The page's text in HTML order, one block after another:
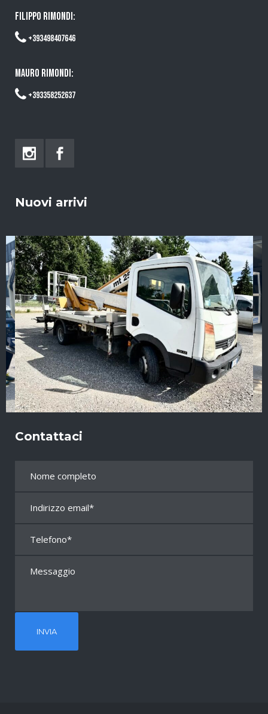
FILIPPO RIMONDI:
+393498407646
MAURO RIMONDI:
+393358252637
Nuovi arrivi
Contattaci